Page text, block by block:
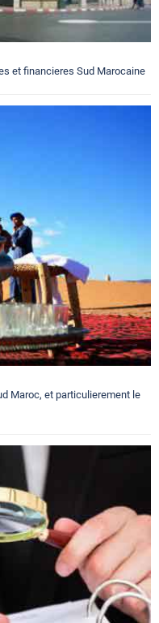
et financieres Sud Marocaine
Maroc, et particulierement le